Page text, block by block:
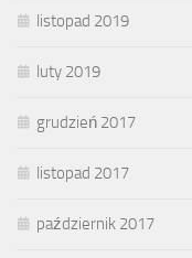
listopad 2019
luty 2019
grudzień 2017
listopad 2017
październik 2017